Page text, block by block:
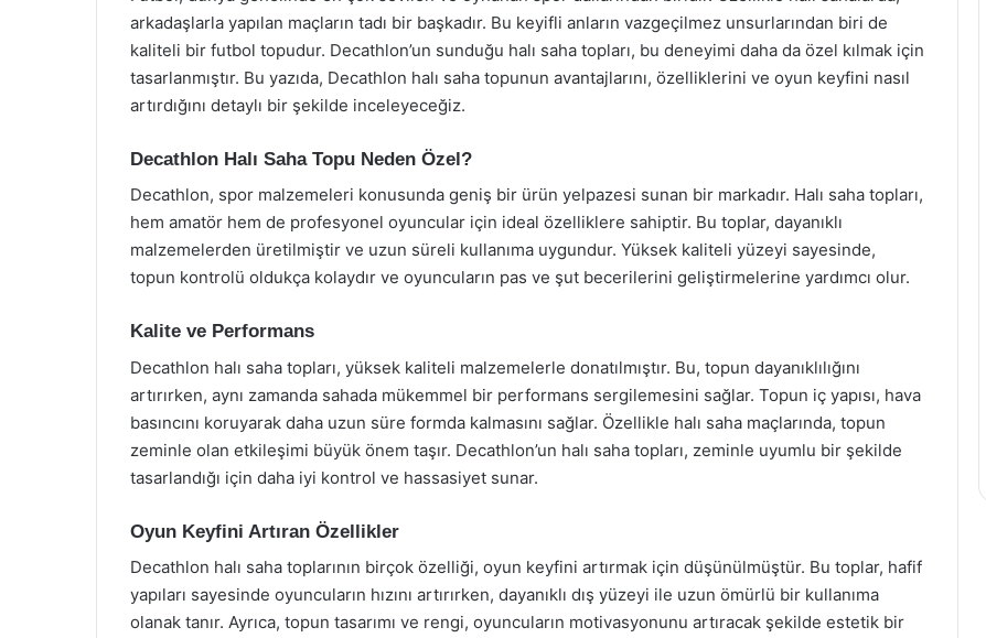
arkadaşlarla yapılan maçların tadı bir başkadır. Bu keyifli anların vazgeçilmez unsurlarından biri de
kaliteli bir futbol topudur. Decathlon’un sunduğu halı saha topları, bu deneyimi daha da özel kılmak için
tasarlanmıştır. Bu yazıda, Decathlon halı saha topunun avantajlarını, özelliklerini ve oyun keyfini nasıl
artırdığını detaylı bir şekilde inceleyeceğiz.
Decathlon Halı Saha Topu Neden Özel?
Decathlon, spor malzemeleri konusunda geniş bir ürün yelpazesi sunan bir markadır. Halı saha topları,
hem amatör hem de profesyonel oyuncular için ideal özelliklere sahiptir. Bu toplar, dayanıklı
malzemelerden üretilmiştir ve uzun süreli kullanıma uygundur. Yüksek kaliteli yüzeyi sayesinde,
topun kontrolü oldukça kolaydır ve oyuncuların pas ve şut becerilerini geliştirmelerine yardımcı olur.
Kalite ve Performans
Decathlon halı saha topları, yüksek kaliteli malzemelerle donatılmıştır. Bu, topun dayanıklılığını
artırırken, aynı zamanda sahada mükemmel bir performans sergilemesini sağlar. Topun iç yapısı, hava
basıncını koruyarak daha uzun süre formda kalmasını sağlar. Özellikle halı saha maçlarında, topun
zeminle olan etkileşimi büyük önem taşır. Decathlon’un halı saha topları, zeminle uyumlu bir şekilde
tasarlandığı için daha iyi kontrol ve hassasiyet sunar.
Oyun Keyfini Artıran Özellikler
Decathlon halı saha toplarının birçok özelliği, oyun keyfini artırmak için düşünülmüştür. Bu toplar, hafif
yapıları sayesinde oyuncuların hızını artırırken, dayanıklı dış yüzeyi ile uzun ömürlü bir kullanıma
olanak tanır. Ayrıca, topun tasarımı ve rengi, oyuncuların motivasyonunu artıracak şekilde estetik bir